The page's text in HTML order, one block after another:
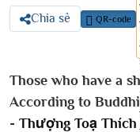
Chia sẻ QR-code
Those who have a
According to
- Thượng Toạ